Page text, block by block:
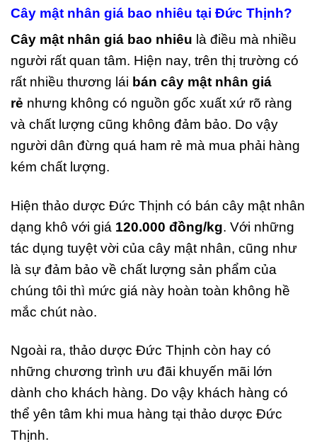
Cây mật nhân giá bao nhiêu tại Đức Thịnh?
Cây mật nhân giá bao nhiêu là điều mà nhiều
người rất quan tâm. Hiện nay, trên thị trường có
rất nhiều thương lái bán cây mật nhân giá
rẻ nhưng không có nguồn gốc xuất xứ rõ ràng
và chất lượng cũng không đảm bảo. Do vậy
người dân đừng quá ham rẻ mà mua phải hàng
kém chất lượng.
Hiện thảo dược Đức Thịnh có bán cây mật nhân
dạng khô với giá 120.000 đồng/kg. Với những
tác dụng tuyệt vời của cây mật nhân, cũng như
là sự đảm bảo về chất lượng sản phẩm của
chúng tôi thì mức giá này hoàn toàn không hề
mắc chút nào.
Ngoài ra, thảo dược Đức Thịnh còn hay có
những chương trình ưu đãi khuyến mãi lớn
dành cho khách hàng. Do vậy khách hàng có
thể yên tâm khi mua hàng tại thảo dược Đức
Thịnh.